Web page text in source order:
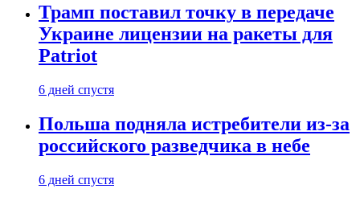
Трамп поставил точку в передаче
Украине лицензии на ракеты для
Patriot
6 дней спустя
Польша подняла истребители из-за
российского разведчика в небе
6 дней спустя